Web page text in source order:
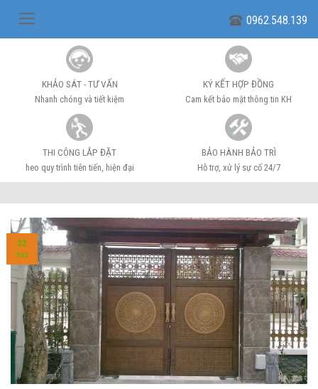
0962.548.139
KHẢO SÁT - TƯ VẤN
Nhanh chóng và tiết kiệm
KÝ KẾT HỢP ĐỒNG
Cam kết bảo mật thông tin KH
THI CÔNG LẮP ĐẶT
heo quy trình tiên tiến, hiện đại
BẢO HÀNH BẢO TRÌ
Hỗ trợ, xử lý sự cố 24/7
22
TH2